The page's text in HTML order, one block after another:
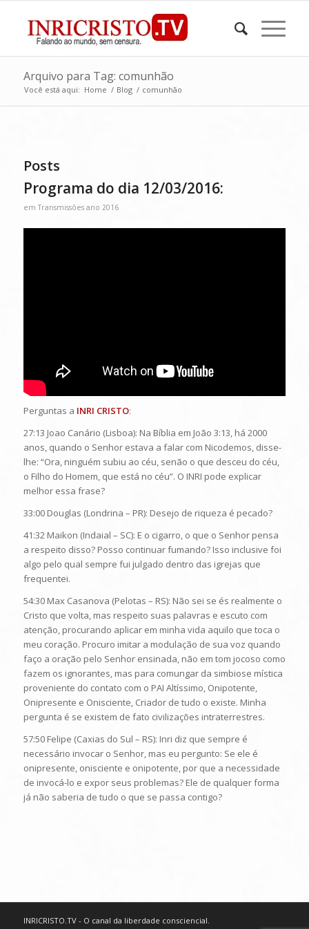
Arquivo para Tag: comunhão
Você está aqui: Home / Blog / comunhão
Posts
Programa do dia 12/03/2016:
emTransmissões ano 2016
Perguntas a INRI CRISTO:
27:13 Joao Canário (Lisboa): Na Bíblia em João 3:13, há 2000
anos, quando o Senhor estava a falar com Nicodemos, disse-
lhe: “Ora, ninguém subiu ao céu, senão o que desceu do céu,
o Filho do Homem, que está no céu”. O INRI pode explicar
melhor essa frase?
33:00 Douglas (Londrina – PR): Desejo de riqueza é pecado?
41:32 Maikon (Indaial – SC): E o cigarro, o que o Senhor pensa
a respeito disso? Posso continuar fumando? Isso inclusive foi
algo pelo qual sempre fui julgado dentro das igrejas que
frequentei.
54:30 Max Casanova (Pelotas – RS): Não sei se és realmente o
Cristo que volta, mas respeito suas palavras e escuto com
atenção, procurando aplicar em minha vida aquilo que toca o
meu coração. Procuro imitar a modulação de sua voz quando
faço a oração pelo Senhor ensinada, não em tom jocoso como
fazem os ignorantes, mas para comungar da simbiose mística
proveniente do contato com o PAI Altíssimo, Onipotente,
Onipresente e Onisciente, Criador de tudo o existe. Minha
pergunta é se existem de fato civilizações intraterrestres.
57:50 Felipe (Caxias do Sul – RS): Inri diz que sempre é
necessário invocar o Senhor, mas eu pergunto: Se ele é
onipresente, onisciente e onipotente, por que a necessidade
de invocá-lo e expor seus problemas? Ele de qualquer forma
já não saberia de tudo o que se passa contigo?
INRICRISTO.TV - O canal da liberdade consciencial.